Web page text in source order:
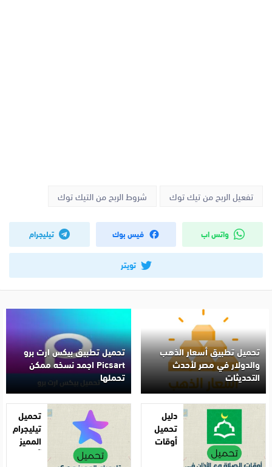
تفعيل الربح من تيك توك شروط الربح من التيك توك
واتس اب فيس بوك تيليجرام
تويتر
تحميل تطبيق أسعار الذهب
والدولار في مصر لأحدث
التحديثات
تحميل تطبيق بيكس ارت برو
Picsart اجمد نسخه ممكن
تحملها
دليل
تحميل
أوقات
تحميل
تيليجرام
المميز
آخر